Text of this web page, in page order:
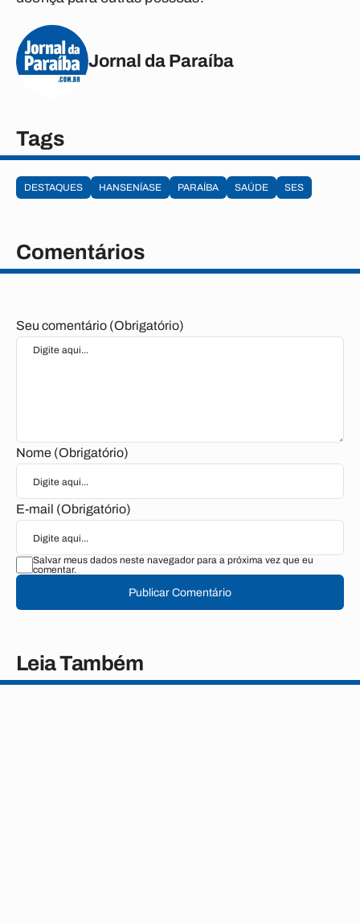
Jornal da Paraíba
Tags
DESTAQUES HANSENÍASE PARAÍBA SAÚDE SES
Comentários
Seu comentário (Obrigatório)
Nome (Obrigatório)
E-mail (Obrigatório)
Salvar meus dados neste navegador para a próxima vez que eu
comentar.
Publicar Comentário
Leia Também